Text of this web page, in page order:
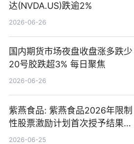
达(NVDA.US)跌逾2%
2026-06-26
国内期货市场夜盘收盘涨多跌少
20号胶跌超3% 每日聚焦
2026-06-26
紫燕食品: 紫燕食品2026年限制
性股票激励计划首次授予结果公
告-微资讯
2026-06-25